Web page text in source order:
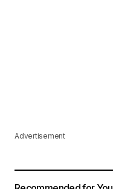
Advertisement